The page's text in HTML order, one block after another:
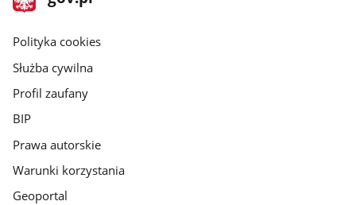
gov.pl
gov.pl
Polityka cookies
Służba cywilna
Profil zaufany
BIP
Prawa autorskie
Warunki korzystania
Geoportal